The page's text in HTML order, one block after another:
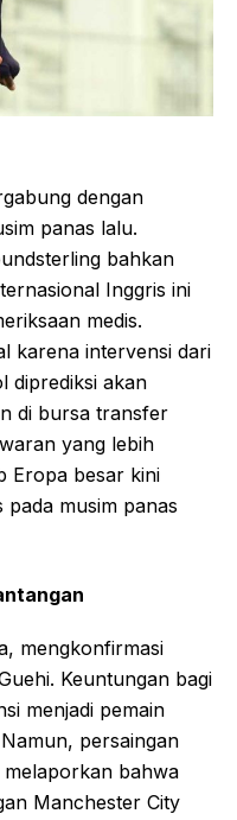
dengan
panas lalu.
bahkan
Inggris ini
medis.
karena intervensi dari
diprediksi akan
di bursa transfer
yang lebih
Eropa besar kini
pada musim panas
mengkonfirmasi
Keuntungan bagi
menjadi pemain
persaingan
bahwa
Manchester City